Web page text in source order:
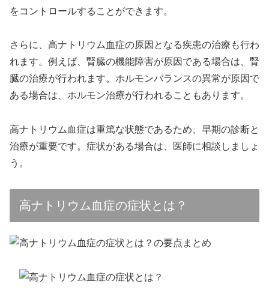
をコントロールすることができます。
さらに、高ナトリウム血症の原因となる疾患の治療も行わ
れます。例えば、腎臓の機能障害が原因である場合は、腎
臓の治療が行われます。ホルモンバランスの異常が原因で
ある場合は、ホルモン治療が行われることもあります。
高ナトリウム血症は重篤な状態であるため、早期の診断と
治療が重要です。症状がある場合は、医師に相談しましょ
う。
高ナトリウム血症の症状とは？